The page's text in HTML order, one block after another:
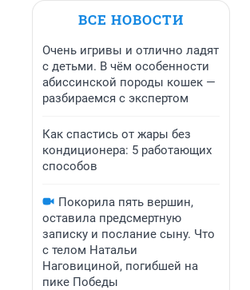
ВСЕ НОВОСТИ
Очень игривы и отлично ладят
с детьми. В чём особенности
абиссинской породы кошек —
разбираемся с экспертом
Как спастись от жары без
кондиционера: 5 работающих
способов
Покорила пять вершин,
оставила предсмертную
записку и послание сыну. Что
с телом Натальи
Наговициной, погибшей на
пике Победы